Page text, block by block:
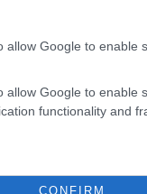
allow Google to enable
allow Google to enable
functionality and
CONFIRM
lungo